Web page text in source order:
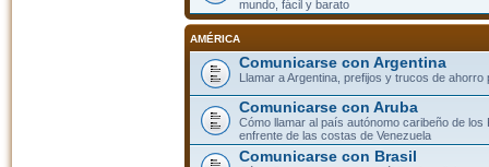
mundo, fácil y barato
AMÉRICA
Comunicarse con Argentina
Llamar a Argentina, prefijos y trucos de ahorro
Comunicarse con Aruba
Cómo llamar al país autónomo caribeño de los
enfrente de las costas de Venezuela
Comunicarse con Brasil